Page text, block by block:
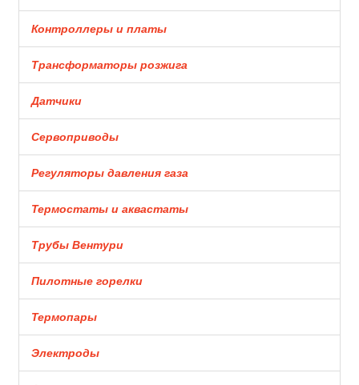
Контроллеры и платы
Трансформаторы розжига
Датчики
Сервоприводы
Регуляторы давления газа
Термостаты и аквастаты
Трубы Вентури
Пилотные горелки
Термопары
Электроды